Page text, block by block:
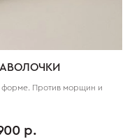
форме. Против морщин и
р.